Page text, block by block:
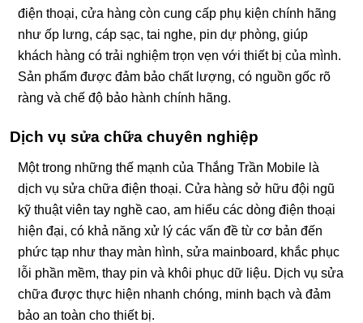
điện thoại, cửa hàng còn cung cấp phụ kiện chính hãng
như ốp lưng, cáp sạc, tai nghe, pin dự phòng, giúp
khách hàng có trải nghiệm trọn vẹn với thiết bị của mình.
Sản phẩm được đảm bảo chất lượng, có nguồn gốc rõ
ràng và chế độ bảo hành chính hãng.
Dịch vụ sửa chữa chuyên nghiệp
Một trong những thế mạnh của Thắng Trần Mobile là
dịch vụ sửa chữa điện thoại. Cửa hàng sở hữu đội ngũ
kỹ thuật viên tay nghề cao, am hiểu các dòng điện thoại
hiện đại, có khả năng xử lý các vấn đề từ cơ bản đến
phức tạp như thay màn hình, sửa mainboard, khắc phục
lỗi phần mềm, thay pin và khôi phục dữ liệu. Dịch vụ sửa
chữa được thực hiện nhanh chóng, minh bạch và đảm
bảo an toàn cho thiết bị.